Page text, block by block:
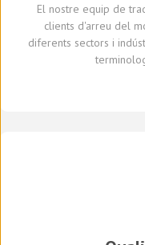
El nostre equip de
clients d'arreu del
diferents sectors i